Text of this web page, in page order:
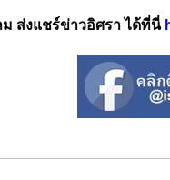
ส่งแชร์ข่าวอิศรา ได้ที่นี่